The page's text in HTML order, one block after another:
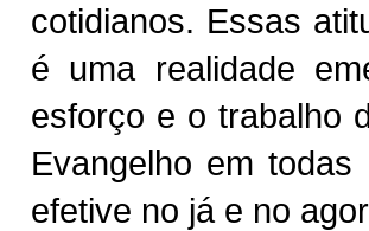
cotidianos. Essas
é uma realidade
esforço e o trabalho
Evangelho em
efetive no já e no